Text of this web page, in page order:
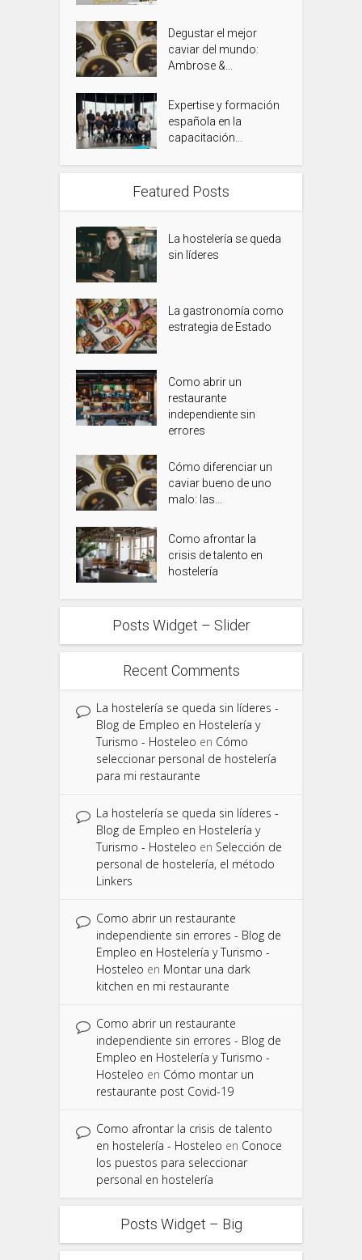
Degustar el mejor
caviar del mundo:
Ambrose &...
Expertise y formación
española en la
capacitación...
Featured Posts
La hostelería se queda
sin líderes
La gastronomía como
estrategia de Estado
Como abrir un
restaurante
independiente sin
errores
Cómo diferenciar un
caviar bueno de uno
malo: las...
Como afrontar la
crisis de talento en
hostelería
Posts Widget – Slider
Recent Comments
La hostelería se queda sin líderes -
Blog de Empleo en Hostelería y
Turismo - Hosteleo en Cómo
seleccionar personal de hostelería
para mi restaurante
La hostelería se queda sin líderes -
Blog de Empleo en Hostelería y
Turismo - Hosteleo en Selección de
personal de hostelería, el método
Linkers
Como abrir un restaurante
independiente sin errores - Blog de
Empleo en Hostelería y Turismo -
Hosteleo en Montar una dark
kitchen en mi restaurante
Como abrir un restaurante
independiente sin errores - Blog de
Empleo en Hostelería y Turismo -
Hosteleo en Cómo montar un
restaurante post Covid-19
Como afrontar la crisis de talento
en hostelería - Hosteleo en Conoce
los puestos para seleccionar
personal en hostelería
Posts Widget – Big